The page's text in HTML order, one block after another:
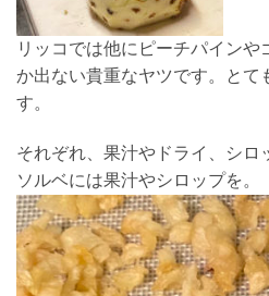
リッコでは他にピーチパインや
か出ない貴重なヤツです。とて
す。
それぞれ、果汁やドライ、シロ
ソルベには果汁やシロップを。